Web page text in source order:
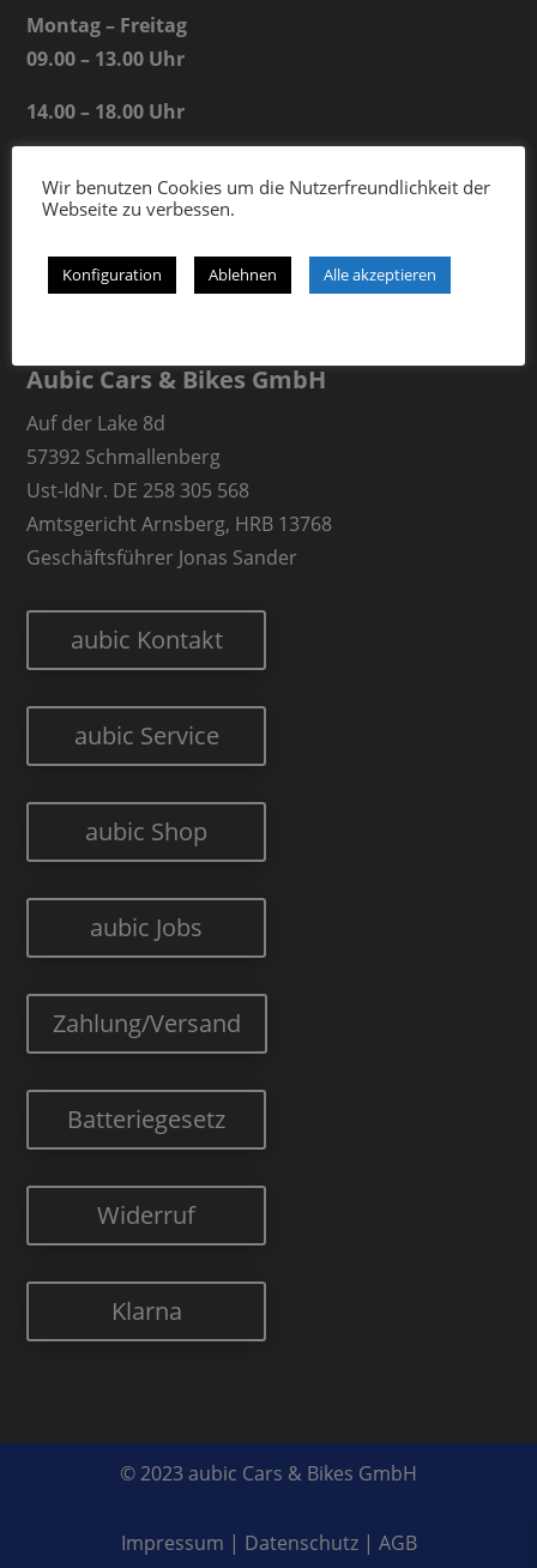
Montag – Freitag
09.00 – 13.00 Uhr
14.00 – 18.00 Uhr
09.00 – 13.00 Uhr
Aubic Cars & Bikes GmbH
Auf der Lake 8d
57392 Schmallenberg
Ust-IdNr. DE 258 305 568
Amtsgericht Arnsberg, HRB 13768
Geschäftsführer Jonas Sander
aubic Kontakt
aubic Service
aubic Shop
aubic Jobs
Zahlung/Versand
Batteriegesetz
Widerruf
Klarna
© 2023 aubic Cars & Bikes GmbH
Impressum | Datenschutz| AGB
Wir benutzen Cookies um die Nutzerfreundlichkeit der
Webseite zu verbessen.
Konfiguration Ablehnen Alle akzeptieren